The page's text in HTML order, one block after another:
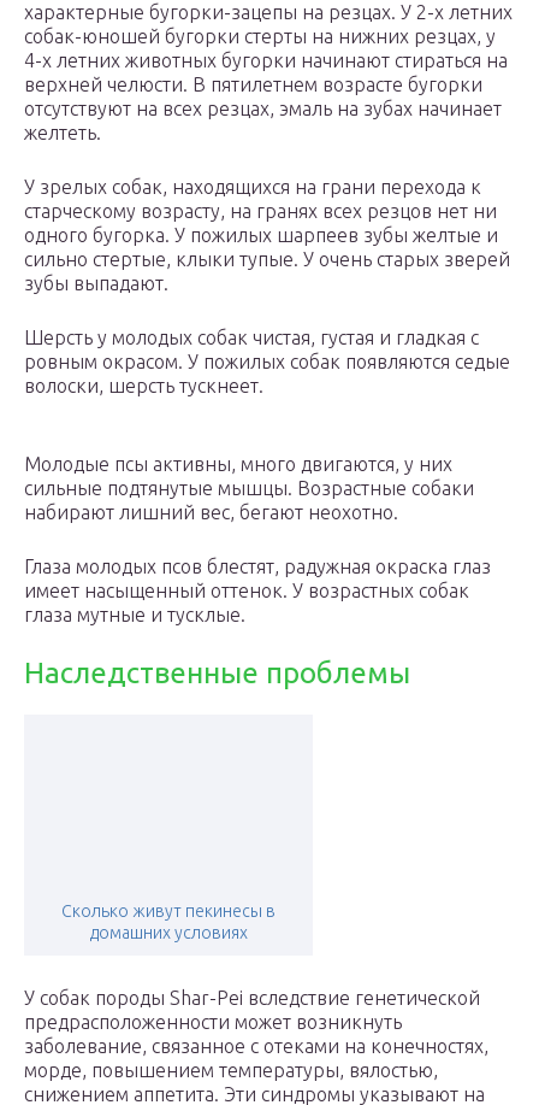
характерные бугорки-зацепы на резцах. У 2-х летних
собак-юношей бугорки стерты на нижних резцах, у
4-х летних животных бугорки начинают стираться на
верхней челюсти. В пятилетнем возрасте бугорки
отсутствуют на всех резцах, эмаль на зубах начинает
желтеть.
У зрелых собак, находящихся на грани перехода к
старческому возрасту, на гранях всех резцов нет ни
одного бугорка. У пожилых шарпеев зубы желтые и
сильно стертые, клыки тупые. У очень старых зверей
зубы выпадают.
Шерсть у молодых собак чистая, густая и гладкая с
ровным окрасом. У пожилых собак появляются седые
волоски, шерсть тускнеет.
Молодые псы активны, много двигаются, у них
сильные подтянутые мышцы. Возрастные собаки
набирают лишний вес, бегают неохотно.
Глаза молодых псов блестят, радужная окраска глаз
имеет насыщенный оттенок. У возрастных собак
глаза мутные и тусклые.
Наследственные проблемы
Сколько живут пекинесы в
домашних условиях
У собак породы Shar-Pei вследствие генетической
предрасположенности может возникнуть
заболевание, связанное с отеками на конечностях,
морде, повышением температуры, вялостью,
снижением аппетита. Эти синдромы указывают на